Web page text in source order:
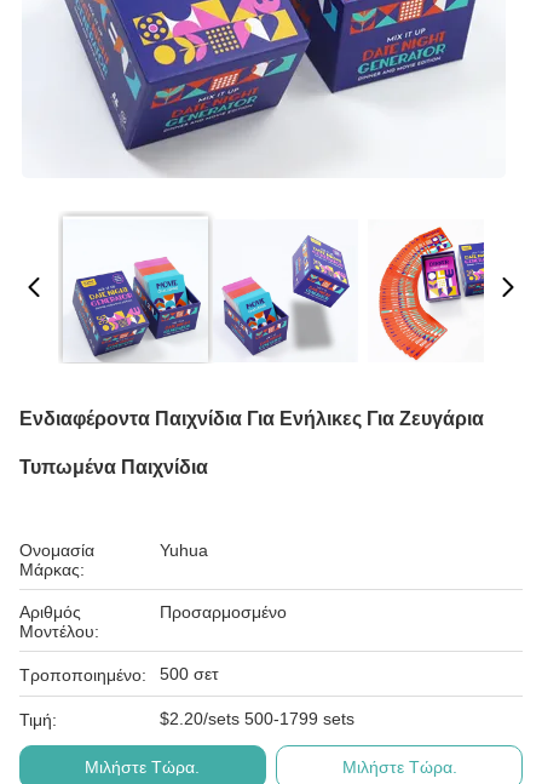
Ενδιαφέροντα Παιχνίδια Για Ενήλικες Για Ζευγάρια
Τυπωμένα Παιχνίδια
Ονομασία
Μάρκας:
Yuhua
Αριθμός
Μοντέλου:
Προσαρμοσμένο
Τροποποιημένο: 500 σετ
Τιμή: $2.20/sets 500-1799 sets
Μιλήστε Τώρα. Μιλήστε Τώρα.